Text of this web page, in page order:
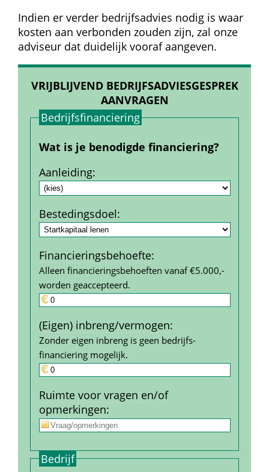
Indien er verder bedrijfsadvies nodig is waar
kosten aan verbonden zouden zijn, zal onze
adviseur dat duidelijk vooraf aangeven.
VRIJBLIJVEND BEDRIJFSADVIESGESPREK
AANVRAGEN
Bedrijfs­financiering
Wat is je benodigde financiering?
Aanleiding:
Bestedings­doel:
Financierings­behoefte:
Alleen financieringsbehoeften vanaf €5.000,-
worden geaccepteerd.
(Eigen) inbreng/vermogen:
Zonder eigen inbreng is geen bedrijfs­
financiering mogelijk.
Ruimte voor vragen en/of
opmerkingen:
Bedrijf